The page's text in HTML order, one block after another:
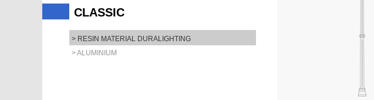
CLASSIC
> RESIN MATERIAL DURALIGHTING
> ALUMINIUM